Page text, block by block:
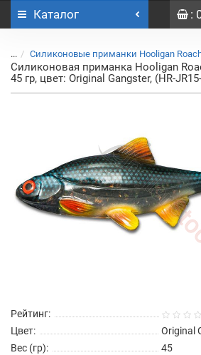
Каталог :
... Силиконовые приманки Hooligan
Силиконовая приманка Hooligan
45 гр, цвет: Original Gangster, (HR-
Рейтинг:
Цвет:
Original
Вес (гр):
45